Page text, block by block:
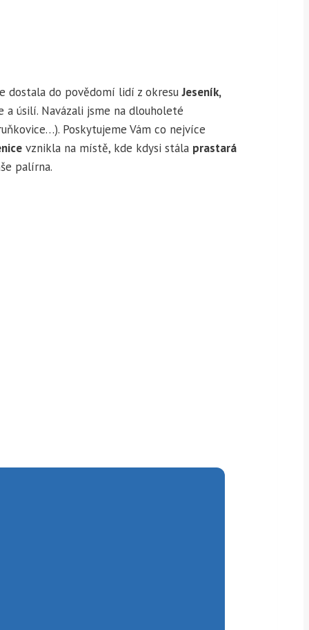
dostala do povědomí lidí z okresuJeseník,
a úsilí. Navázali jsme na dlouholeté
Poskytujeme Vám co nejvíce
vznikla na místě, kde kdysi stála prastará
palírna.